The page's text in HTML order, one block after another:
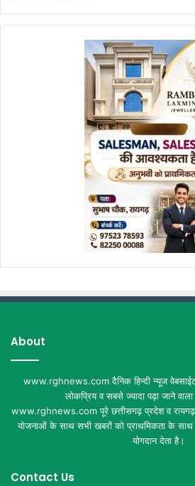
About
www.rghnews.com दैनिक हिन्दी न्यूज
लोकप्रिय व सबसे ज्यादा पढ़ा जाने
www.rghnews.com पूरे छत्तीसगढ़ प्रदेश व रायगढ़
योजनाओं के साथ सभी खबरों को प्राथमिकता के साथ
योगदान देता है।
Contact Us